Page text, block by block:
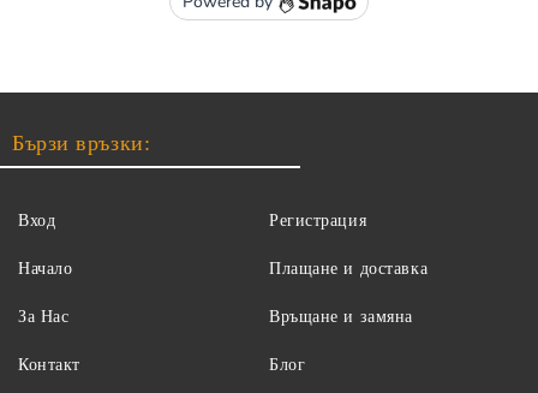
Бързи връзки:
Вход
Начало
За Нас
Контакт
Регистрация
Плащане и доставка
Връщане и замяна
Блог